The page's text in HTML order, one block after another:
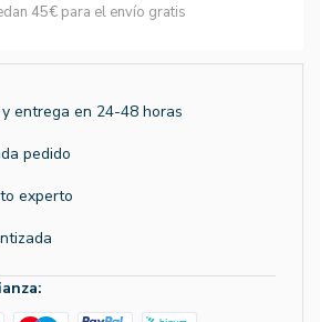
45€ para el envío gratis
entrega en 24-48 horas
pedido
experto